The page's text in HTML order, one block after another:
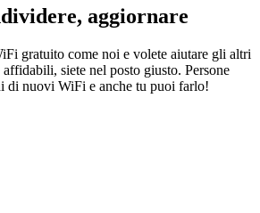
aggiornare
gratuito come noi e volete aiutare gli altri
siete nel posto giusto. Persone
di nuovi WiFi e anche tu puoi farlo!